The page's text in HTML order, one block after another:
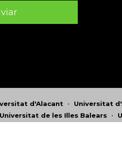
d'Alacant • Universitat
Universitat de les Illes Balears •